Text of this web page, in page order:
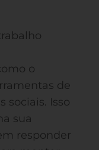
o
de
sociais. Isso
sua
responder